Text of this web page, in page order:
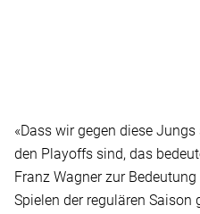
«Dass wir gegen diese
den Playoffs sind, das
Franz Wagner zur
Spielen der regulären Saison